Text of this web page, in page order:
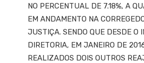
NO PERCENTUAL DE 7.18%, A
EM ANDAMENTO NA
JUSTIÇA. SENDO QUE DESDE O
DIRETORIA, EM JANEIRO DE
REALIZADOS DOIS OUTROS